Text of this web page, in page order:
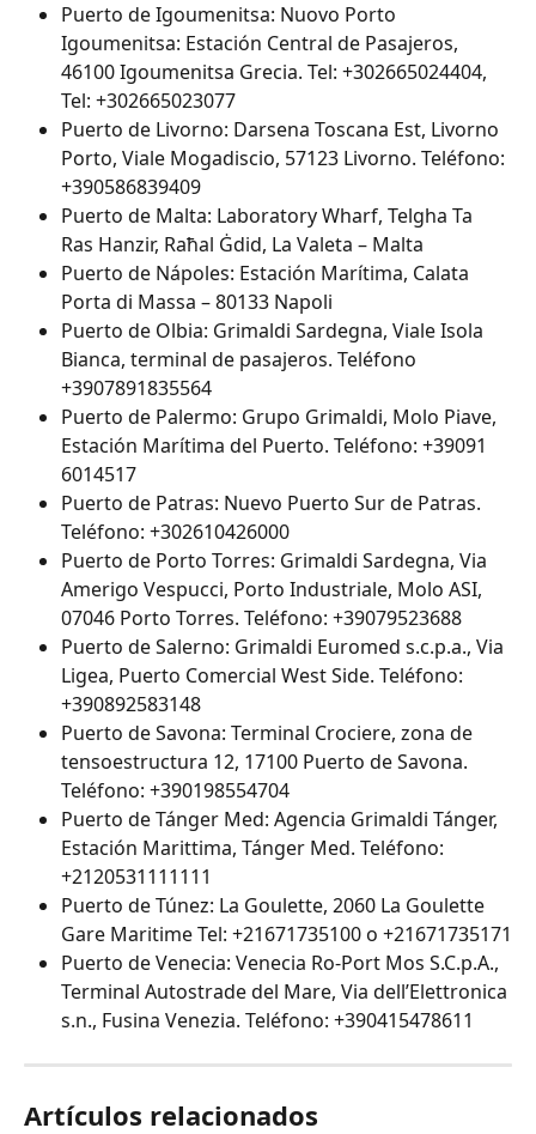
Puerto de Igoumenitsa: Nuovo Porto
Igoumenitsa: Estación Central de Pasajeros,
46100 Igoumenitsa Grecia. Tel: +302665024404,
Tel: +302665023077
Puerto de Livorno: Darsena Toscana Est, Livorno
Porto, Viale Mogadiscio, 57123 Livorno. Teléfono:
+390586839409
Puerto de Malta: Laboratory Wharf, Telgha Ta
Ras Hanzir, Raħal Ġdid, La Valeta – Malta
Puerto de Nápoles: Estación Marítima, Calata
Porta di Massa – 80133 Napoli
Puerto de Olbia: Grimaldi Sardegna, Viale Isola
Bianca, terminal de pasajeros. Teléfono
+3907891835564
Puerto de Palermo: Grupo Grimaldi, Molo Piave,
Estación Marítima del Puerto. Teléfono: +39091
6014517
Puerto de Patras: Nuevo Puerto Sur de Patras.
Teléfono: +302610426000
Puerto de Porto Torres: Grimaldi Sardegna, Via
Amerigo Vespucci, Porto Industriale, Molo ASI,
07046 Porto Torres. Teléfono: +39079523688
Puerto de Salerno: Grimaldi Euromed s.c.p.a., Via
Ligea, Puerto Comercial West Side. Teléfono:
+390892583148
Puerto de Savona: Terminal Crociere, zona de
tensoestructura 12, 17100 Puerto de Savona.
Teléfono: +390198554704
Puerto de Tánger Med: Agencia Grimaldi Tánger,
Estación Marittima, Tánger Med. Teléfono:
+2120531111111
Puerto de Túnez: La Goulette, 2060 La Goulette
Gare Maritime Tel: +21671735100 o +21671735171
Puerto de Venecia: Venecia Ro-Port Mos S.C.p.A.,
Terminal Autostrade del Mare, Via dell’Elettronica
s.n., Fusina Venezia. Teléfono: +390415478611
Artículos relacionados